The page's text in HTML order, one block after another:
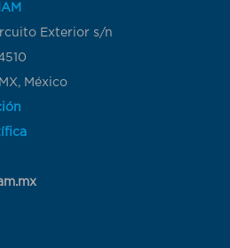
Exterior s/n
México